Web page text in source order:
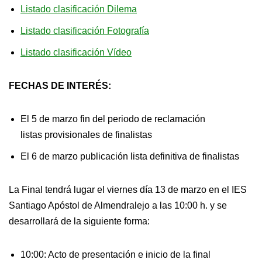
Listado clasificación Dilema
Listado clasificación Fotografía
Listado clasificación Vídeo
FECHAS DE INTERÉS:
El 5 de marzo fin del periodo de reclamación
listas provisionales de finalistas
El 6 de marzo publicación lista definitiva de finalistas
La Final tendrá lugar el viernes día 13 de marzo en el IES
Santiago Apóstol de Almendralejo a las 10:00 h. y se
desarrollará de la siguiente forma:
10:00: Acto de presentación e inicio de la final